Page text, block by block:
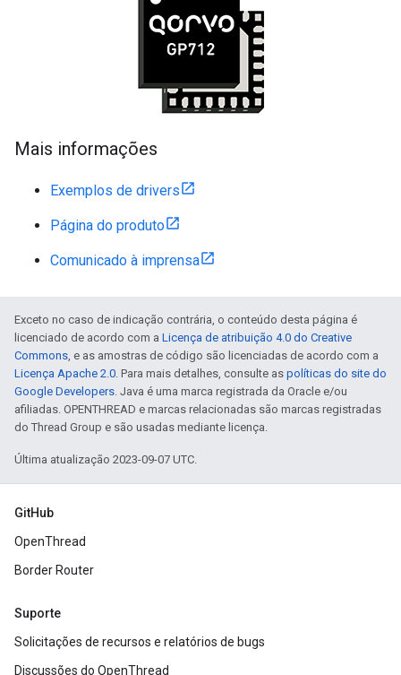
Mais informações
Exemplos de drivers
Página do produto
Comunicado à imprensa
Exceto no caso de indicação contrária, o conteúdo desta página é
licenciado de acordo com a Licença de atribuição 4.0 do Creative
Commons, e as amostras de código são licenciadas de acordo com a
Licença Apache 2.0. Para mais detalhes, consulte as políticas do site do
Google Developers. Java é uma marca registrada da Oracle e/ou
afiliadas. OPENTHREAD e marcas relacionadas são marcas registradas
do Thread Group e são usadas mediante licença.
Última atualização 2023-09-07 UTC.
GitHub
OpenThread
Border Router
Suporte
Solicitações de recursos e relatórios de bugs
Discussões do OpenThread